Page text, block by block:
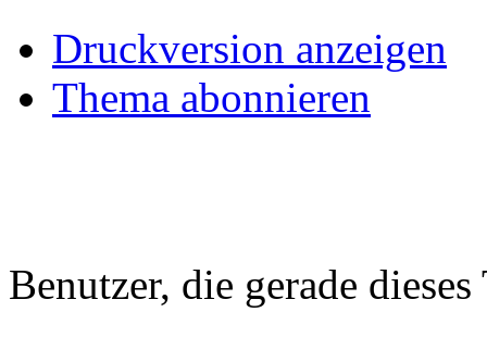
Druckversion anzeigen
Thema abonnieren
Benutzer, die gerade